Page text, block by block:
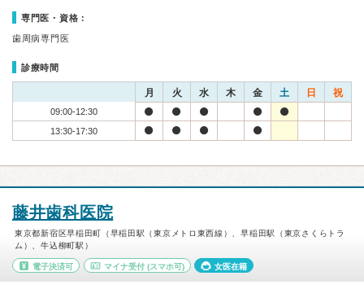
専門医・資格：
歯周病専門医
診療時間
月 火 水 木 金 土 日 祝
09:00-12:30
13:30-17:30
藤井歯科医院
東京都新宿区早稲田町（早稲田駅（東京メトロ東西線）、早稲田駅（東京さくらトラ
ム）、牛込柳町駅）
電子決済可 マイナ受付(スマホ可) 女医在籍